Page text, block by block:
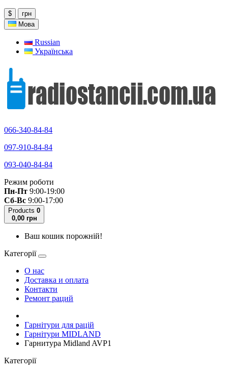
$
грн
Мова
Russian
Українська
066-340-84-84
097-910-84-84
093-040-84-84
Режим роботи
Пн-Пт 9:00-19:00
Сб-Вс 9:00-17:00
Products 0
0,00 грн
Ваш кошик порожній!
Категорії
О нас
Доставка и оплата
Контакти
Ремонт раций
Гарнітури для рацій
Гарнітури MIDLAND
Гарнитура Midland AVP1
Категорії